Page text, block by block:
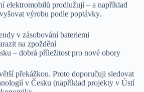
elektromobilů prodlužují – a například
výrobu podle poptávky.
v zásobování bateriemi
na zpoždění
– dobrá příležitost pro nové obory
překážkou. Proto doporučuji sledovat
v Česku (například projekty v Ústí